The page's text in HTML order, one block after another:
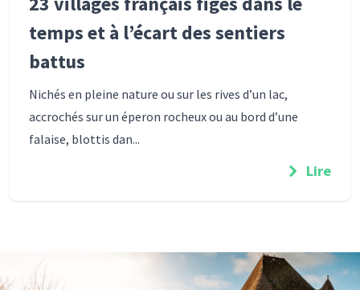
temps et à l’écart des sentiers
battus
Nichés en pleine nature ou sur les rives d’un lac,
accrochés sur un éperon rocheux ou au bord d’une
falaise, blottis dan...
Lire